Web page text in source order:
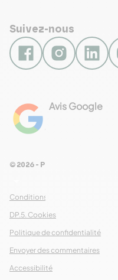
Suivez-nous
Avis Google
Conditions Générales de Ventes
DP.5. Cookies
Politique de confidentialité
Envoyer des commentaires
Accessibilité
© 2026 - Pour Les Gourmets